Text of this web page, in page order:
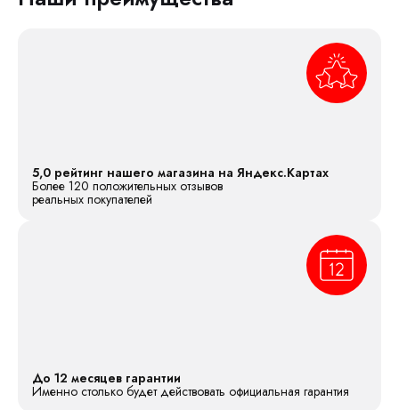
5,0 рейтинг нашего магазина на Яндекс.Картах
Более 120 положительных отзывов
реальных покупателей
До 12 месяцев гарантии
Именно столько будет действовать официальная гарантия